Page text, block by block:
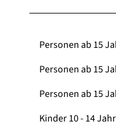
Personen ab 15
Personen ab 15
Personen ab 15
Kinder 10 - 14